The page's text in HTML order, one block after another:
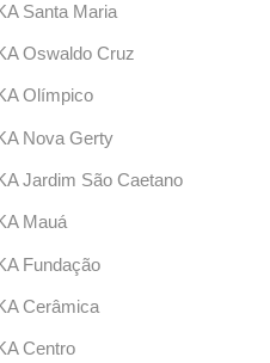
Santa Maria
Oswaldo Cruz
Olímpico
Nova Gerty
Jardim São Caetano
Mauá
Fundação
Cerâmica
Centro